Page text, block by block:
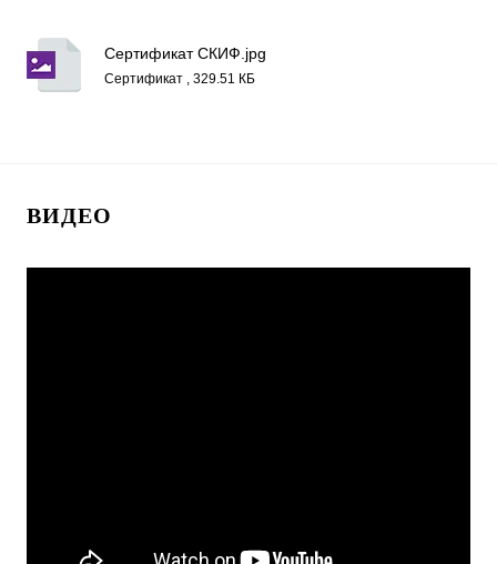
Сертификат СКИФ.jpg
Сертификат , 329.51 КБ
ВИДЕО